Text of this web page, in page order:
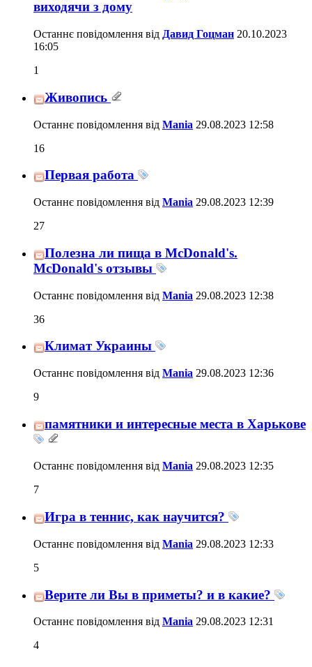
виходячи з дому
Останнє повідомлення від Давид Гоцман 20.10.2023
16:05
1
Живопись
Останнє повідомлення від Mania 29.08.2023 12:58
16
Первая работа
Останнє повідомлення від Mania 29.08.2023 12:39
27
Полезна ли пища в McDonald's.
McDonald's отзывы
Останнє повідомлення від Mania 29.08.2023 12:38
36
Климат Украины
Останнє повідомлення від Mania 29.08.2023 12:36
9
памятники и интересные места в Харькове
Останнє повідомлення від Mania 29.08.2023 12:35
7
Игра в теннис, как научится?
Останнє повідомлення від Mania 29.08.2023 12:33
5
Верите ли Вы в приметы? и в какие?
Останнє повідомлення від Mania 29.08.2023 12:31
4